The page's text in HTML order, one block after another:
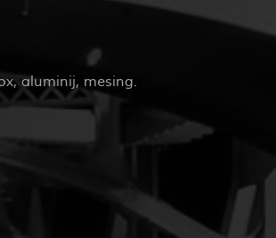
aluminij, mesing.